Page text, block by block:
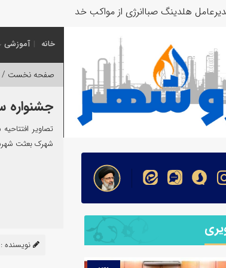
هلدینگ صباانرژی از مواکب خدمت‌رسانی به زا
خانه آموزشی
صفحه نخست /
جشنواره
تصاویر
شهرک بعثت
نویسنده :